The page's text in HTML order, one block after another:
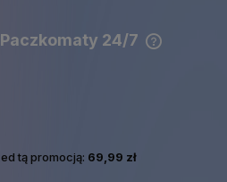
24/7
tą promocją: 69,99 zł